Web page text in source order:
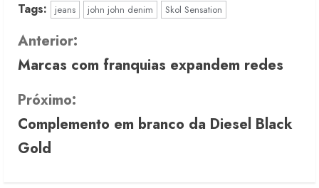
Tags: jeans john john denim Skol Sensation
C
o
n
t
i
Anterior:
Marcas com franquias expandem redes
Próximo:
Complemento em branco da Diesel Black
Gold